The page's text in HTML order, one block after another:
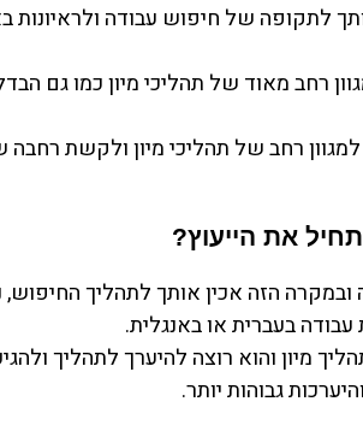
לתקופה של חיפוש עבודה
רחב מאוד של תהליכי מיון כמו גם
רחב של תהליכי מיון ולקשת
את הייעוץ?
הזה אכין אותך לתהליך
עבודה בעברית או באנגלית.
מיון והוא רוצה להיערך לתהליך
גבוהות יותר.